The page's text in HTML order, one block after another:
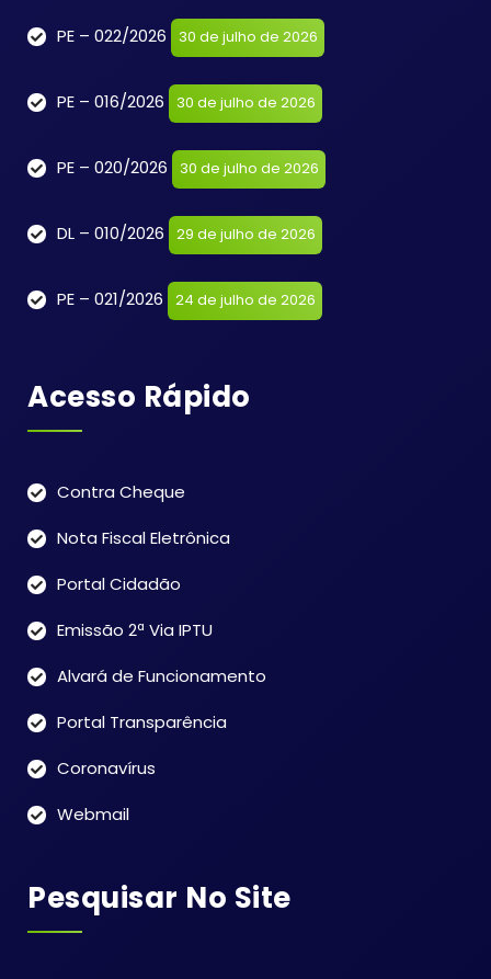
PE – 022/2026 30 de julho de 2026
PE – 016/2026 30 de julho de 2026
PE – 020/2026 30 de julho de 2026
DL – 010/2026 29 de julho de 2026
PE – 021/2026 24 de julho de 2026
Acesso Rápido
Contra Cheque
Nota Fiscal Eletrônica
Portal Cidadão
Emissão 2ª Via IPTU
Alvará de Funcionamento
Portal Transparência
Coronavírus
Webmail
Pesquisar No Site